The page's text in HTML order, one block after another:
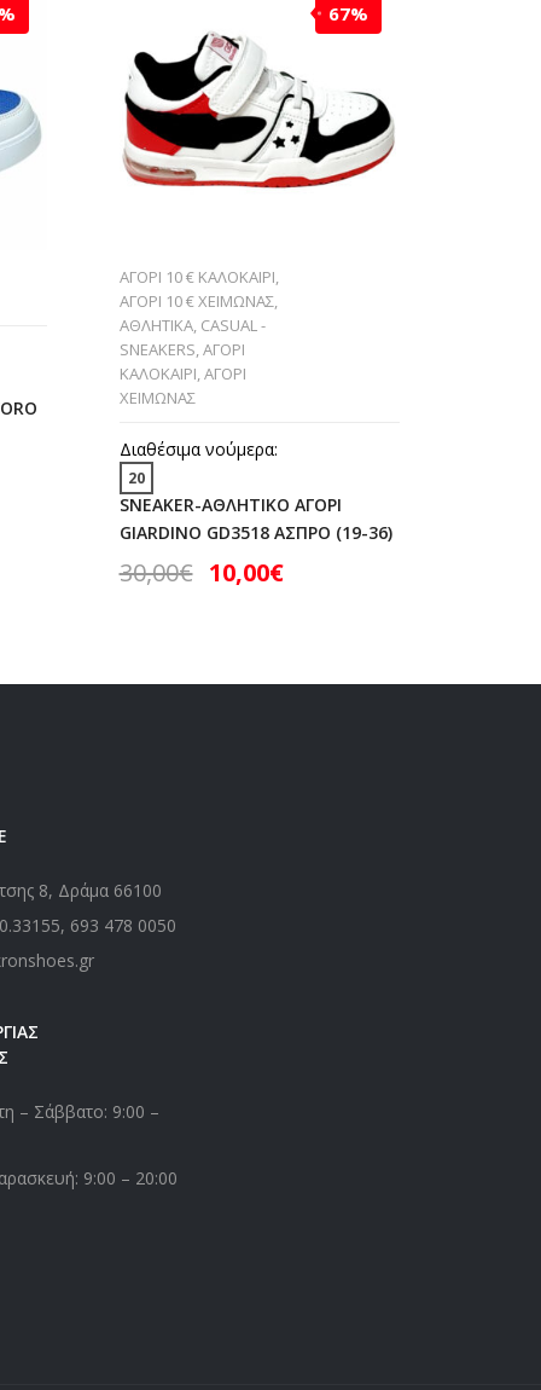
67%
ΑΓΟΡΙ 10 € ΚΑΛΟΚΑΙΡΙ,
ΑΓΟΡΙ 10 € ΧΕΙΜΩΝΑΣ,
ΑΘΛΗΤΙΚΑ, CASUAL -
SNEAKERS,ΑΓΟΡΙ
ΚΑΛΟΚΑΙΡΙ,ΑΓΟΡΙ
ΧΕΙΜΩΝΑΣ
Διαθέσιμα νούμερα:
20
SNEAKER-ΑΘΛΗΤΙΚΟ ΑΓΟΡΙ
GIARDINO GD3518 ΑΣΠΡΟ (19-36)
30,00€ 10,00€
8, Δράμα 66100
, 693 478 0050
– Σάββατο: 9:00 –
9:00 – 20:00